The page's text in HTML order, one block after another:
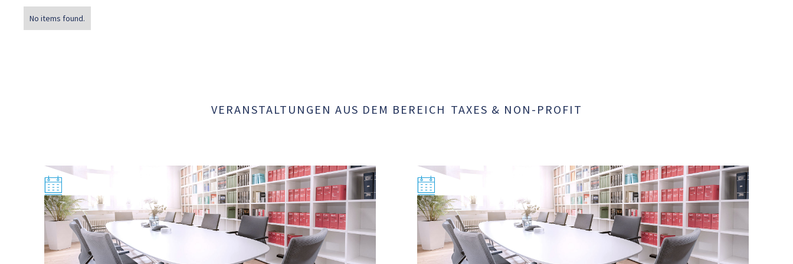
Entwicklung von Social Corporate Partnerships, Strukturen zur Investition europäischer Wirtschaftsunternehmen in sozial-
Strukturreform eines gemeinnützigen Sozialträger-Vereins unter Eingliederung sozial-karitativer Beteiligungsunternehmen
in Holding-Struktur. Vereins-Aufsichtsratsmodell und Fachbereichssteuerung. Deutschlandweiter Betrieb von Kitas,
Schulen, Suchtberatungen, Seniorenheimen, Hospizen, 700 Mitarbeiter.
Transformation eines Trägers psycho-sozialer Einrichtungen von Landesverband und Trägerverein mit
Beteiligungsunternehmen in gGmbH zur Zusammenführung sowie Aufsplittung in Non-Profit und For-Profit
No items found.
VERANSTALTUNGEN AUS DEM BEREICH TAXES & NON-PROFIT